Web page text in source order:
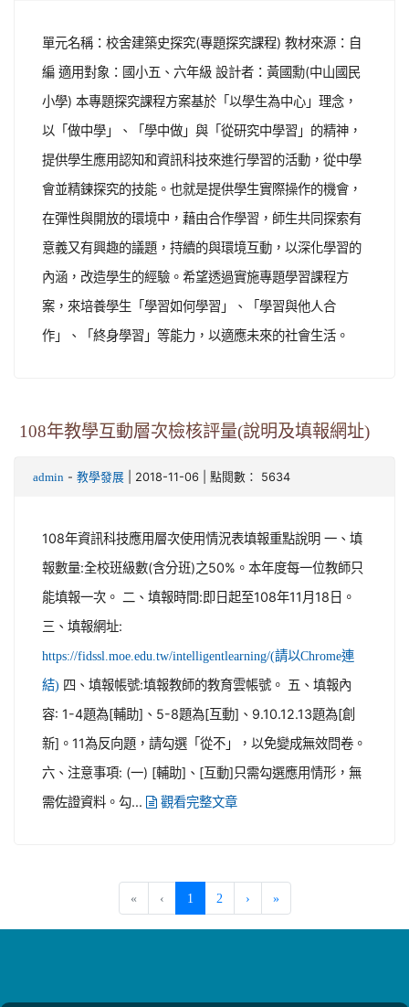
單元名稱：校舍建築史探究(專題探究課程) 教材來源：自
編 適用對象：國小五、六年級 設計者：黃國勳(中山國民
小學) 本專題探究課程方案基於「以學生為中心」理念，
以「做中學」、「學中做」與「從研究中學習」的精神，
提供學生應用認知和資訊科技來進行學習的活動，從中學
會並精鍊探究的技能。也就是提供學生實際操作的機會，
在彈性與開放的環境中，藉由合作學習，師生共同探索有
意義又有興趣的議題，持續的與環境互動，以深化學習的
內涵，改造學生的經驗。希望透過實施專題學習課程方
案，來培養學生「學習如何學習」、「學習與他人合
作」、「終身學習」等能力，以適應未來的社會生活。
108年教學互動層次檢核評量(說明及填報網址)
admin - 教學發展 | 2018-11-06 | 點閱數： 5634
108年資訊科技應用層次使用情況表填報重點說明 一、填
報數量:全校班級數(含分班)之50%。本年度每一位教師只
能填報一次。 二、填報時間:即日起至108年11月18日。
三、填報網址:
https://fidssl.moe.edu.tw/intelligentlearning/(請以Chrome連
結) 四、填報帳號:填報教師的教育雲帳號。 五、填報內
容: 1-4題為[輔助]、5-8題為[互動]、9.10.12.13題為[創
新]。11為反向題，請勾選「從不」，以免變成無效問卷。
六、注意事項: (一) [輔助]、[互動]只需勾選應用情形，無
需佐證資料。勾...
觀看完整文章
« ‹ 1 (current)
2 › »